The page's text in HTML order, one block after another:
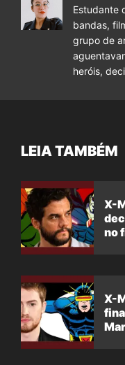
Estudante
bandas,
grupo de
heróis,
LEIA TAMBÉM
X-
no
X-